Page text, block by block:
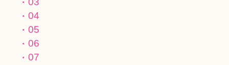
04
05
06
07